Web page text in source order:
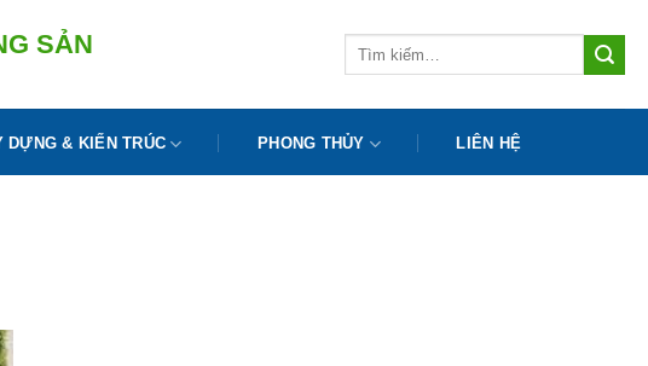
SẢN
DỰNG & KIẾN TRÚC PHONG THỦY LIÊN HỆ